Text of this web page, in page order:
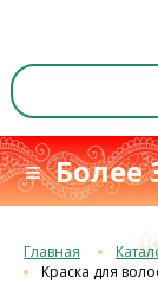
≡ Более
Главная
Краска для